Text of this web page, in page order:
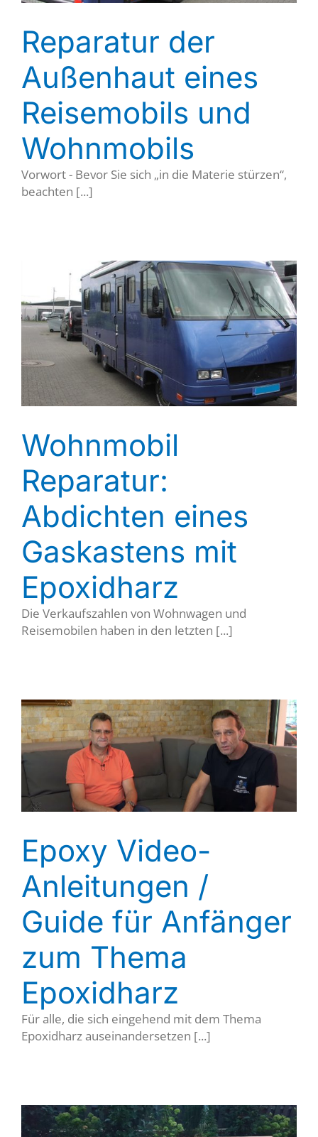
Reparatur der
Außenhaut eines
Reisemobils und
Wohnmobils
Vorwort - Bevor Sie sich „in die Materie stürzen“,
beachten [...]
Wohnmobil
Reparatur:
Abdichten eines
Gaskastens mit
Epoxidharz
Die Verkaufszahlen von Wohnwagen und
Reisemobilen haben in den letzten [...]
Epoxy Video-
Anleitungen /
Guide für Anfänger
zum Thema
Epoxidharz
Für alle, die sich eingehend mit dem Thema
Epoxidharz auseinandersetzen [...]